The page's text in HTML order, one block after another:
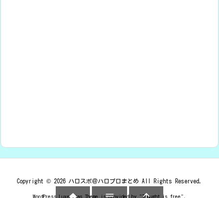
Copyright © 2026 ハロスポ＠ハロプロまとめ All Rights Reserved.
WordPress Luxeritas Theme is provided by "Thought is free".